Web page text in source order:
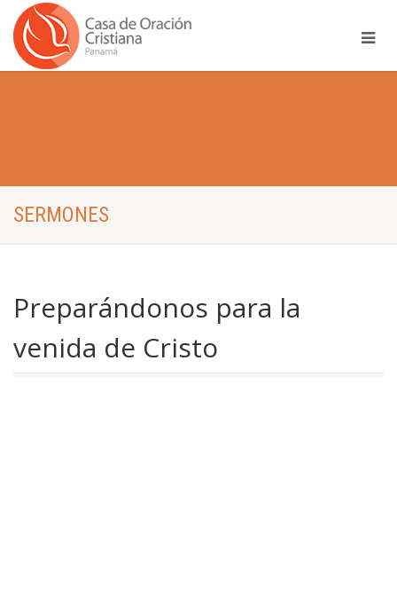
SERMONES
Preparándonos para la
venida de Cristo